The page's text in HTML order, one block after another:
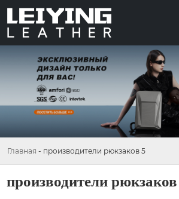
Главная - производители рюкзаков 5
производители